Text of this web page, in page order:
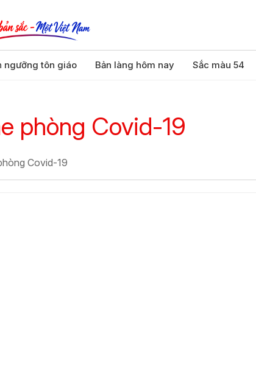
ngưỡng tôn giáo Bản làng hôm nay Sắc màu 54
phòng Covid-19
Covid-19